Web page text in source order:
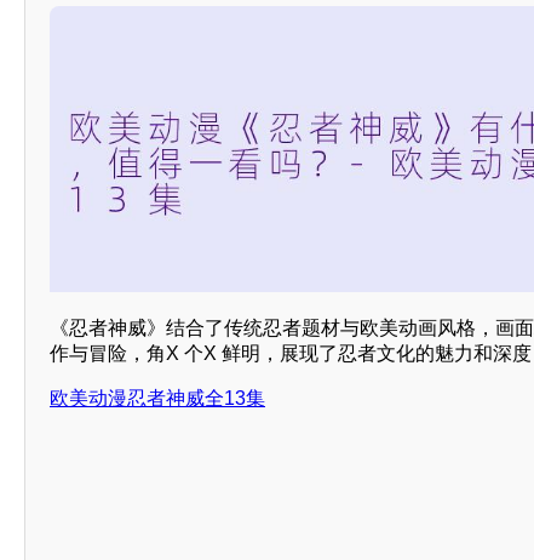
《忍者神威》结合了传统忍者题材与欧美动画风格，画
作与冒险，角X 个X 鲜明，展现了忍者文化的魅力和深度
欧美动漫忍者神威全13集